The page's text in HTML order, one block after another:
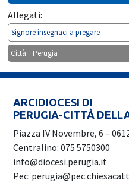
Allegati:
Signore insegnaci a pregare
Città: Perugia
ARCIDIOCESI DI
PERUGIA-CITTÀ
Piazza IV Novembre, 6 –
Centralino: 075 5750300
info@diocesi.perugia.it
Pec: